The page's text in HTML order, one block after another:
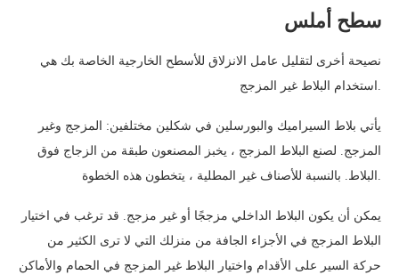
سطح أملس
نصيحة أخرى لتقليل عامل الانزلاق للأسطح الخارجية الخاصة بك هي
استخدام البلاط غير المزجج.
يأتي بلاط السيراميك والبورسلين في شكلين مختلفين: المزجج وغير
المزجج. لصنع البلاط المزجج ، يخبز المصنعون طبقة من الزجاج فوق
البلاط. بالنسبة للأصناف غير المطلية ، يتخطون هذه الخطوة.
يمكن أن يكون البلاط الداخلي مزججًا أو غير مزجج. قد ترغب في اختيار
البلاط المزجج في الأجزاء الجافة من منزلك التي لا ترى الكثير من
حركة السير على الأقدام واختيار البلاط غير المزجج في الحمام والأماكن